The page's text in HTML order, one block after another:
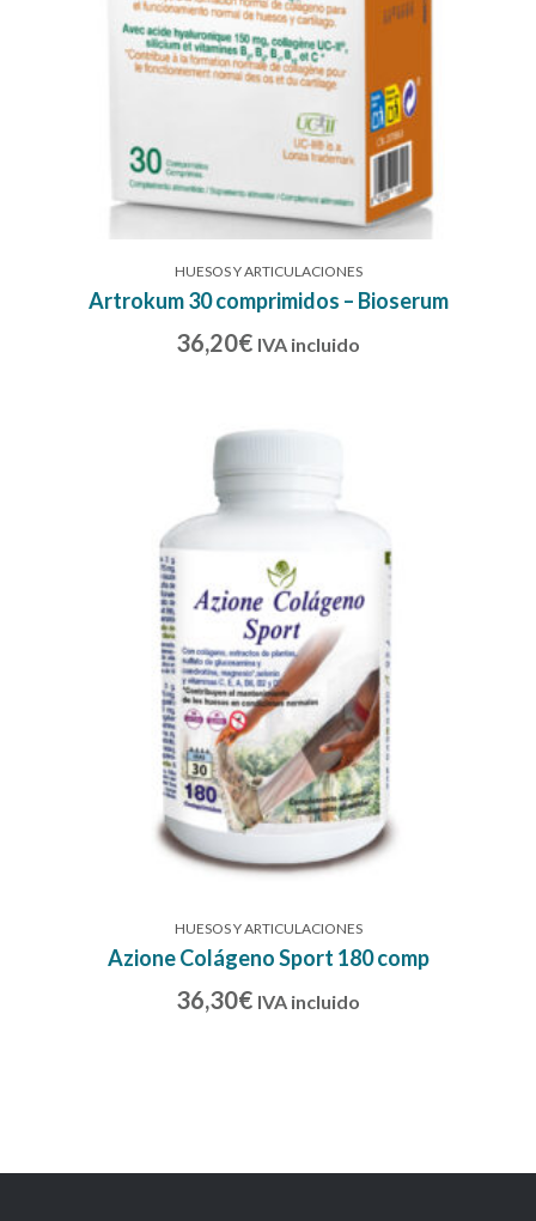
HUESOS Y ARTICULACIONES
Artrokum 30 comprimidos – Bioserum
36,20€ IVA incluido
HUESOS Y ARTICULACIONES
Azione Colágeno Sport 180 comp
36,30€ IVA incluido